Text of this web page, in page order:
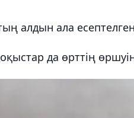
алдын ала
да өрттің